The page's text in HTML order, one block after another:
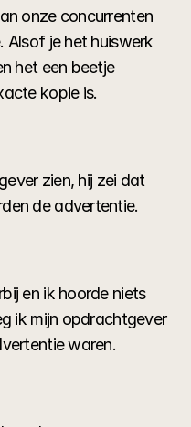
onze concurrenten
Alsof je het huiswerk
het een beetje
kopie is.
zien, hij zei dat
de advertentie.
en ik hoorde niets
ik mijn opdrachtgever
waren.